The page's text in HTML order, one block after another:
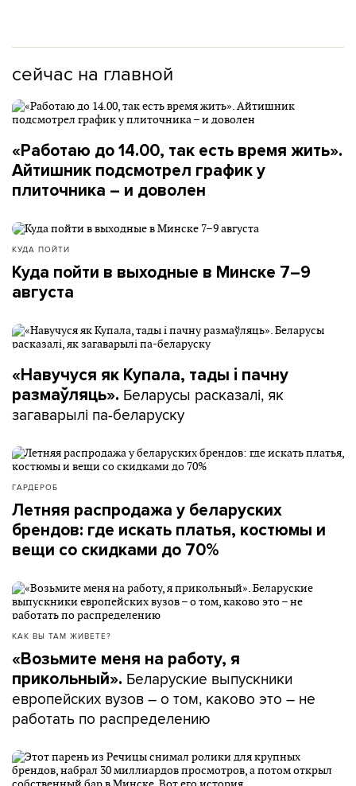
сейчас на главной
«Работаю до 14.00, так есть время жить».
Айтишник подсмотрел график у
плиточника – и доволен
КУДА ПОЙТИ
Куда пойти в выходные в Минске 7–9
августа
«Навучуся як Купала, тады і пачну
размаўляць». Беларусы расказалі, як
загаварылі па-беларуску
ГАРДЕРОБ
Летняя распродажа у беларуских
брендов: где искать платья, костюмы и
вещи со скидками до 70%
КАК ВЫ ТАМ ЖИВЕТЕ?
«Возьмите меня на работу, я
прикольный». Беларуские выпускники
европейских вузов – о том, каково это – не
работать по распределению